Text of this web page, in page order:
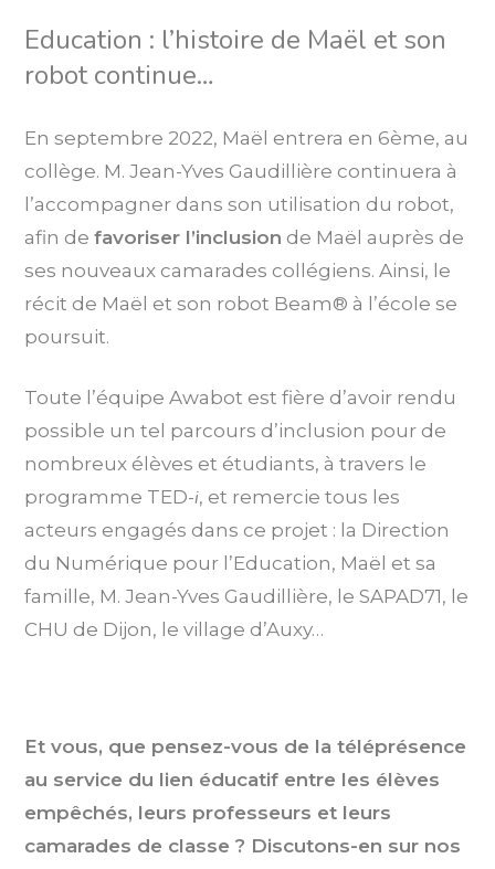
Education : l’histoire de Maël et son
robot continue…
En septembre 2022, Maël entrera en 6ème, au
collège. M. Jean-Yves Gaudillière continuera à
l’accompagner dans son utilisation du robot,
afin defavoriser l’inclusion de Maël auprès de
ses nouveaux camarades collégiens.Ainsi, le
récit de Maël et son robot Beam® à l’école se
poursuit.
Toute l’équipe Awabot est fière d’avoir rendu
possible un tel parcours d’inclusion pour de
nombreux élèves et étudiants, à travers le
programme TED-i, et remercie tous les
acteurs engagés dans ce projet : la Direction
du Numérique pour l’Education, Maël et sa
famille, M. Jean-Yves Gaudillière, le SAPAD71, le
CHU de Dijon, le village d’Auxy…
Et vous, que pensez-vous de la téléprésence
au service du lien éducatif entre les élèves
empêchés, leurs professeurs et leurs
camarades de classe ? Discutons-en sur nos